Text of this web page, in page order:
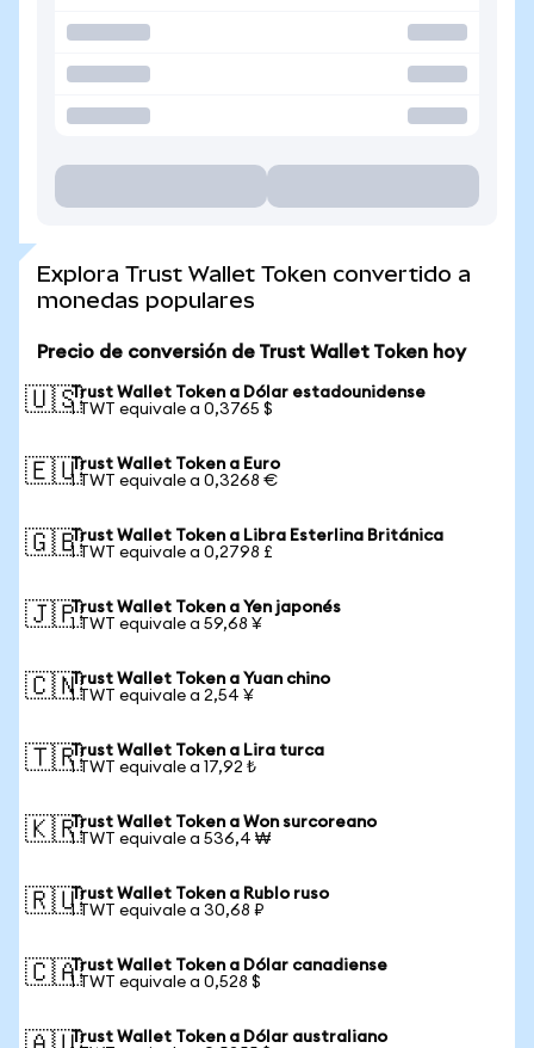
Explora Trust Wallet Token convertido a
monedas populares
Precio de conversión de Trust Wallet Token hoy
🇺🇸Trust Wallet Token a Dólar estadounidense
1 TWT equivale a 0,3765 $
🇪🇺Trust Wallet Token a Euro
1 TWT equivale a 0,3268 €
🇬🇧Trust Wallet Token a Libra Esterlina Británica
1 TWT equivale a 0,2798 £
🇯🇵Trust Wallet Token a Yen japonés
1 TWT equivale a 59,68 ¥
🇨🇳Trust Wallet Token a Yuan chino
1 TWT equivale a 2,54 ¥
🇹🇷Trust Wallet Token a Lira turca
1 TWT equivale a 17,92 ₺
🇰🇷Trust Wallet Token a Won surcoreano
1 TWT equivale a 536,4 ₩
🇷🇺Trust Wallet Token a Rublo ruso
1 TWT equivale a 30,68 ₽
🇨🇦Trust Wallet Token a Dólar canadiense
1 TWT equivale a 0,528 $
Trust Wallet Token a Dólar australiano